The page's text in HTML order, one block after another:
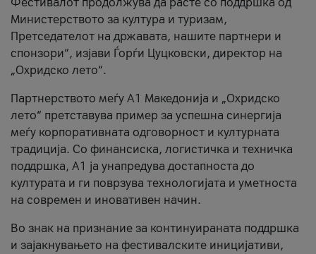
Министерството за култура и туризам,
Претседателот на државата, нашите партнери и
спонзори“, изјави Ѓорѓи Цуцковски, директор на
„Охридско лето“.
Партнерството меѓу A1 Македонија и „Охридско
лето“ претставува пример за успешна синергија
меѓу корпоративната одговорност и културната
традиција. Со финансиска, логистичка и техничка
поддршка, A1 ја унапредува достапноста до
културата и ги поврзува технологијата и уметноста
на современ и иновативен начин.
Во знак на признание за континуираната поддршка
и зајакнувањето на фестивалските иницијативи,